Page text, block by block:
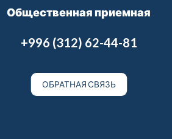
Общественная приемная
+996 (312) 62-44-81
ОБРАТНАЯ СВЯЗЬ